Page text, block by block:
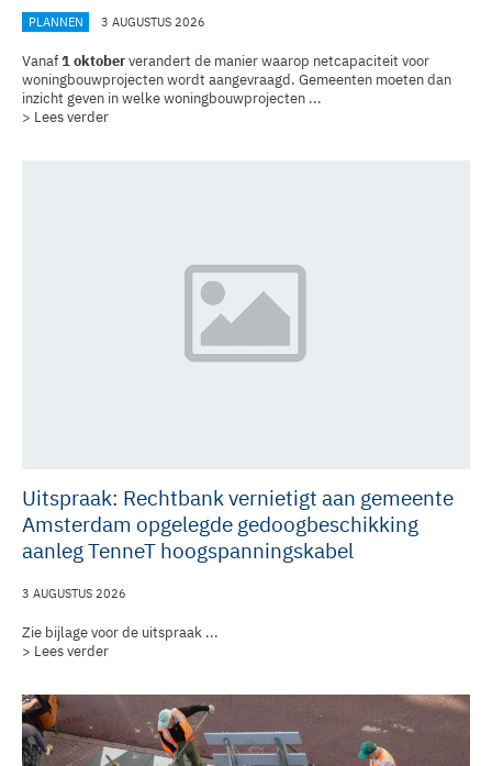
PLANNEN 3 AUGUSTUS 2026
Vanaf1 oktoberverandert de manier waarop netcapaciteit voor
woningbouwprojecten wordt aangevraagd. Gemeenten moeten dan
inzicht geven in welke woningbouwprojecten ...
> Lees verder
Uitspraak: Rechtbank vernietigt aan gemeente
Amsterdam opgelegde gedoogbeschikking
aanleg TenneT hoogspanningskabel
3 AUGUSTUS 2026
Zie bijlage voor de uitspraak ...
> Lees verder